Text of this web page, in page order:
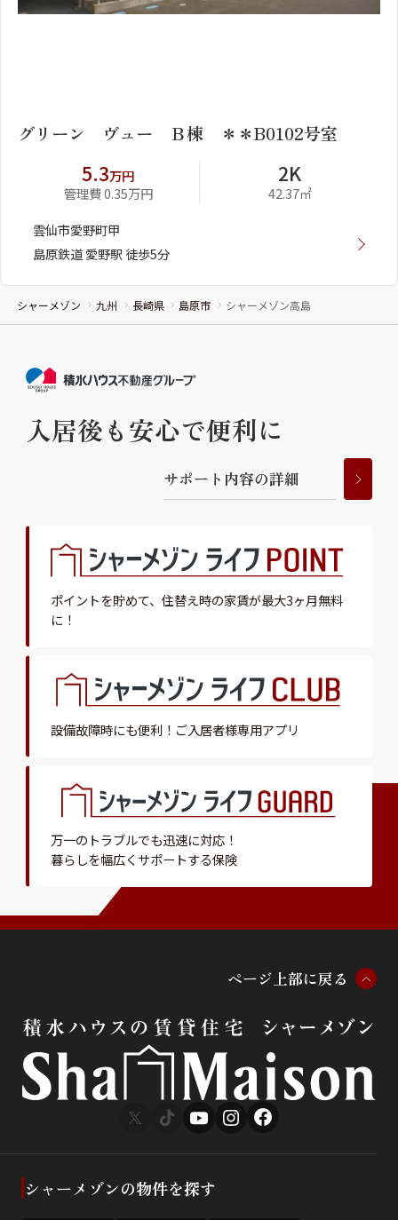
グリーン ヴュー Ｂ棟 ＊＊B0102号室
5.3万円
管理費 0.35万円
2K
42.37㎡
雲仙市愛野町甲
島原鉄道 愛野駅 徒歩5分
シャーメゾン 九州 長崎県 島原市 シャーメゾン高島
入居後も安心で便利に
サポー ト 内容の詳細
ポイントを貯めて、 住替え時の家賃が最大3ヶ月無料
に！
設備故障時にも便利！ ご入居者様専用アプリ
万一のトラブルでも迅速に対応！
暮らしを幅広くサポートする保険
ページ 上部に戻る
シャーメゾンの物件を探す